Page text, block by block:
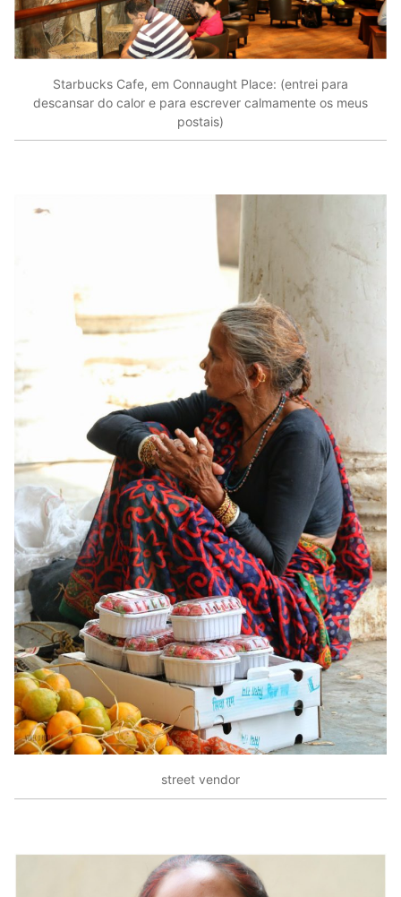
Starbucks Cafe, em Connaught Place: (entrei para
descansar do calor e para escrever calmamente os meus
postais)
street vendor